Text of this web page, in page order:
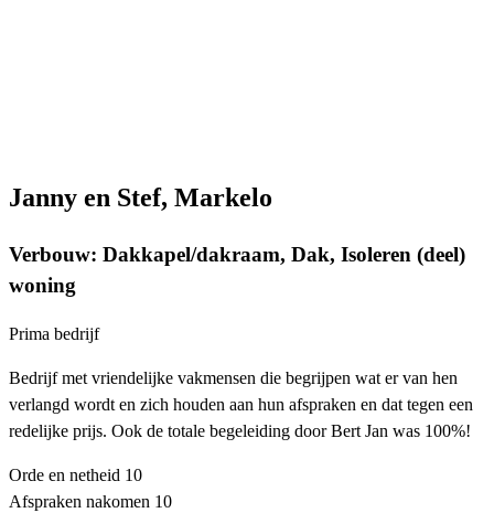
Janny en Stef, Markelo
Verbouw: Dakkapel/dakraam, Dak, Isoleren (deel)
woning
Prima bedrijf
Bedrijf met vriendelijke vakmensen die begrijpen wat er van hen
verlangd wordt en zich houden aan hun afspraken en dat tegen een
redelijke prijs. Ook de totale begeleiding door Bert Jan was 100%!
Orde en netheid 10
Afspraken nakomen 10